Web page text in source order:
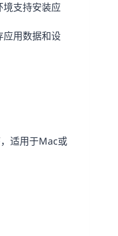
支持安装应
应用数据和设
适用于Mac或